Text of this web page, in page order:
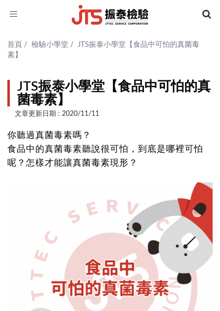
Toggle
首頁 / 檢驗小學堂 / JTS振泰小學堂【食品中可怕的真菌毒
素】
JTS振泰小學堂【食品中可怕的真
菌毒素】
文章更新日期 : 2020/11/11
你聽過真菌毒素嗎？
食品中的真菌毒素聽說很可怕，到底是哪裡可怕
呢？怎樣才能讓真菌毒素現形？